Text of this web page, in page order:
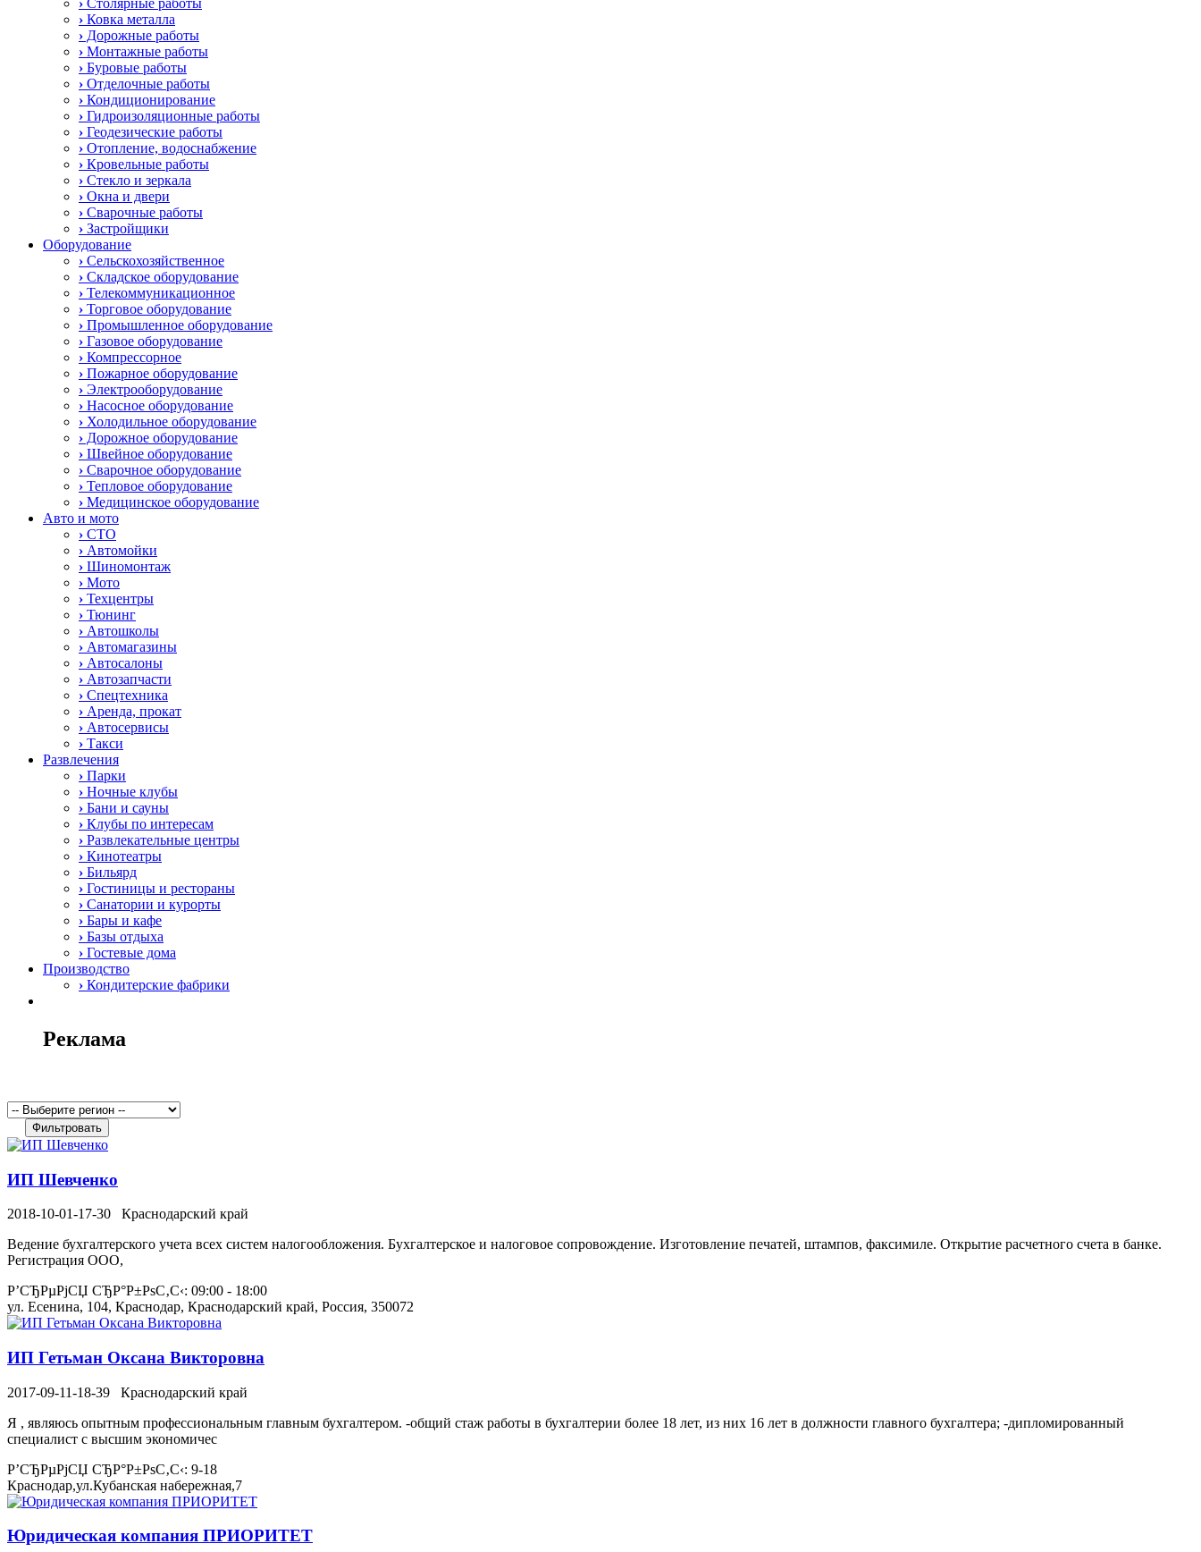
› Столярные работы
› Ковка металла
› Дорожные работы
› Монтажные работы
› Буровые работы
› Отделочные работы
› Кондиционирование
› Гидроизоляционные работы
› Геодезические работы
› Отопление, водоснабжение
› Кровельные работы
› Стекло и зеркала
› Окна и двери
› Сварочные работы
› Застройщики
Оборудование
› Сельскохозяйственное
› Складское оборудование
› Телекоммуникационное
› Торговое оборудование
› Промышленное оборудование
› Газовое оборудование
› Компрессорное
› Пожарное оборудование
› Электрооборудование
› Насосное оборудование
› Холодильное оборудование
› Дорожное оборудование
› Швейное оборудование
› Сварочное оборудование
› Тепловое оборудование
› Медицинское оборудование
Авто и мото
› СТО
› Автомойки
› Шиномонтаж
› Мото
› Техцентры
› Тюнинг
› Автошколы
› Автомагазины
› Автосалоны
› Автозапчасти
› Спецтехника
› Аренда, прокат
› Автосервисы
› Такси
Развлечения
› Парки
› Ночные клубы
› Бани и сауны
› Клубы по интересам
› Развлекательные центры
› Кинотеатры
› Бильярд
› Гостиницы и рестораны
› Санатории и курорты
› Бары и кафе
› Базы отдыха
› Гостевые дома
Производство
› Кондитерские фабрики
Реклама
ИП Шевченко
2018-10-01-17-30
Краснодарский край
Ведение бухгалтерского учета всех систем налогообложения. Бухгалтерское и налоговое сопровождение. Изготовление печатей, штампов, факсимиле. Открытие расчетного счета в банке.
Регистрация ООО,
Р’СЂРµРјСЏ СЂР°Р±РѕС‚С‹: 09:00 - 18:00
ул. Есенина, 104, Краснодар, Краснодарский край, Россия, 350072
ИП Гетьман Оксана Викторовна
2017-09-11-18-39
Краснодарский край
Я , являюсь опытным профессиональным главным бухгалтером. -общий стаж работы в бухгалтерии более 18 лет, из них 16 лет в должности главного бухгалтера; -дипломированный
специалист с высшим экономичес
Р’СЂРµРјСЏ СЂР°Р±РѕС‚С‹: 9-18
Краснодар,ул.Кубанская набережная,7
Юридическая компания ПРИОРИТЕТ